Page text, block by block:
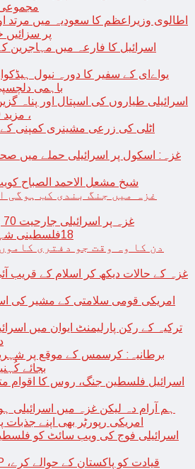
مجموعی
اطالوی وزیراعظم کا سعودیہ میں
پر سزائیں
یواےای کے سفیر کا دورہ نیول
باہمی
اسرائیلی طیاروں کی اسپتال اور پناہ
، مزید 90 فلسطینی شہید
اٹلی کی زرعی مشینری کمپنی کے
غزہ: اسکول پر اسرائیلی حملے میں
شیخ مشعل الاحمد الصباح
غزہ میں جنگ بندی کب ہوگی
18فلسطینی شہید ، درجنوں زخمی
دن کا وہ وقت جو دفتری
امریکی قومی سلامتی کے مشیر کی
ترکیہ کے رکن پارلیمنٹ ایوان میں
برطانیہ: کرسمس کے موقع پر
بجائے
اسرائیل فلسطین جنگ، روس کا اقوام
ہم آرام دہ لیکن غزہ میں اسرائیلی
امریکی رپورٹر بھی اپنے
اسرائیلی فوج کی ویب سائٹ کو